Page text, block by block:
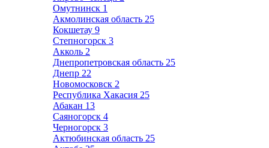
Омутнинск 1
Акмолинская область 25
Кокшетау 9
Степногорск 3
Акколь 2
Днепропетровская область 25
Днепр 22
Новомосковск 2
Республика Хакасия 25
Абакан 13
Саяногорск 4
Черногорск 3
Актюбинская область 25